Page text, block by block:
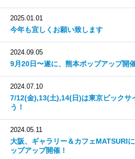
2025.01.01
今年も宜しくお願い致します
2024.09.05
9月20日〜遂に、熊本ポップアップ開
2024.07.10
7/12(金),13(土),14(日)は東京ビックサ
う！
2024.05.11
大阪、ギャラリー＆カフェMATSURI
ップアップ開催！